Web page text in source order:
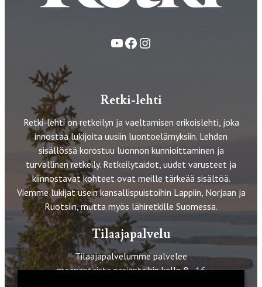
YouTube
FacebookInstagram
Retki-lehti
Retki-lehti on retkeilyn ja vaeltamisen erikoislehti, joka
innostaa lukijoita uusiin luontoelämyksiin. Lehden
sisällössä korostuu luonnon kunnioittaminen ja
turvallinen retkeily. Retkeilytaidot, uudet varusteet ja
kiinnostavat kohteet ovat meille tärkeää sisältöä.
Viemme lukijat usein kansallispuistoihin Lappiin, Norjaan ja
Ruotsiin, mutta myös lähiretkille Suomessa.
Tilaajapalvelu
Tilaajapalvelumme palvelee
maanantaista perjantaihin kello 8–16